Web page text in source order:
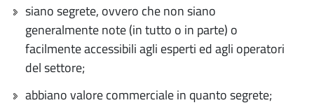
siano segrete, ovvero che non siano
generalmente note (in tutto o in parte) o
facilmente accessibili agli esperti ed agli operatori
del settore;
abbiano valore commerciale in quanto segrete;